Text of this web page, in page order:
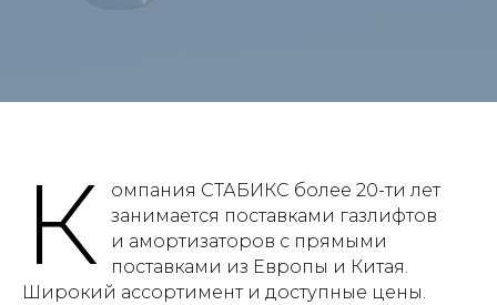
К
омпания СТАБИКС более 20-ти лет
занимается поставками газлифтов
и амортизаторов с прямыми
поставками из Европы и Китая.
Широкий ассортимент и доступные цены.